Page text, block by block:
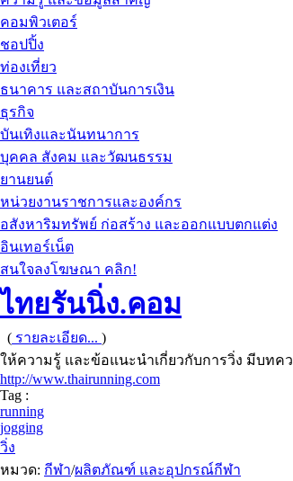
คอมพิวเตอร์
ชอปปิ้ง
ท่องเที่ยว
ธนาคาร และสถาบันการเงิน
ธุรกิจ
บันเทิงและนันทนาการ
บุคคล สังคม และวัฒนธรรม
ยานยนต์
หน่วยงานราชการและองค์กร
อสังหาริมทรัพย์ ก่อสร้าง และออกแบบตกแต่ง
อินเทอร์เน็ต
สนใจลงโฆษณา คลิก!
ไทยรันนิ่ง.คอม
( รายละเอียด... )
ให้ความรู้ และข้อแนะนำเกี่ยวกับการวิ่ง มีบทค
http://www.thairunning.com
Tag :
running
jogging
วิ่ง
หมวด: กีฬา/ผลิตภัณฑ์ และอุปกรณ์กีฬา